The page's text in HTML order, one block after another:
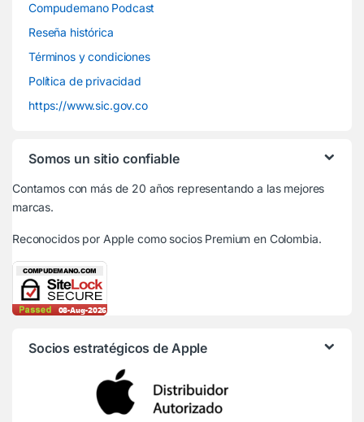
Compudemano Podcast
Reseña histórica
Términos y condiciones
Política de privacidad
https://www.sic.gov.co
Somos un sitio confiable
Contamos con más de 20 años representando a las mejores
marcas.
Reconocidos por Apple como socios Premium en Colombia.
Socios estratégicos de Apple